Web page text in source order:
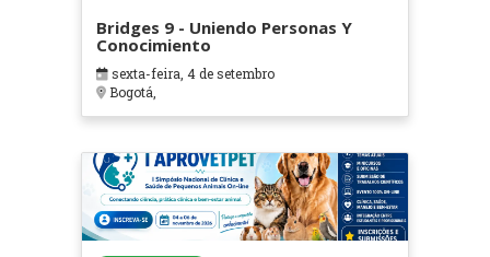
Bridges 9 - Uniendo Personas Y
Conocimiento
sexta-feira, 4 de setembro
Bogotá,